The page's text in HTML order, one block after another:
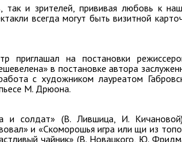
так и зрителей, прививая любовь к
всегда могут быть визитной
приглашал на постановки
в постановке автора
с художником лауреатом
М. Дрюона.
и солдат» (В. Лившица, И.
и «Скоморошья игра или щи из
чайник» (В. Новацкого, Ю.